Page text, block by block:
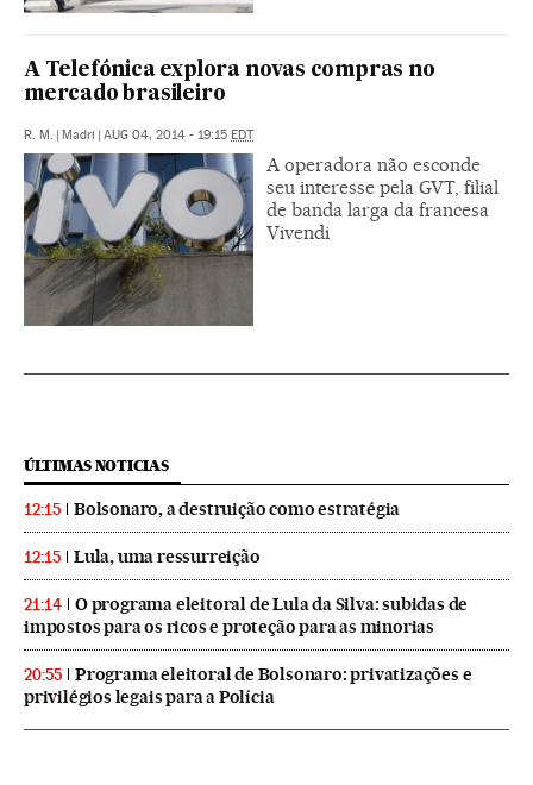
A Telefónica explora novas compras no
mercado brasileiro
R. M. | Madri | AUG 04, 2014 - 19:15 EDT
A operadora não esconde
seu interesse pela GVT, filial
de banda larga da francesa
Vivendi
ÚLTIMAS NOTICIAS
12:15 Bolsonaro, a destruição como estratégia
12:15 Lula, uma ressurreição
21:14
O programa eleitoral de Lula da Silva: subidas de
impostos para os ricos e proteção para as minorias
20:55
Programa eleitoral de Bolsonaro: privatizações e
privilégios legais para a Polícia